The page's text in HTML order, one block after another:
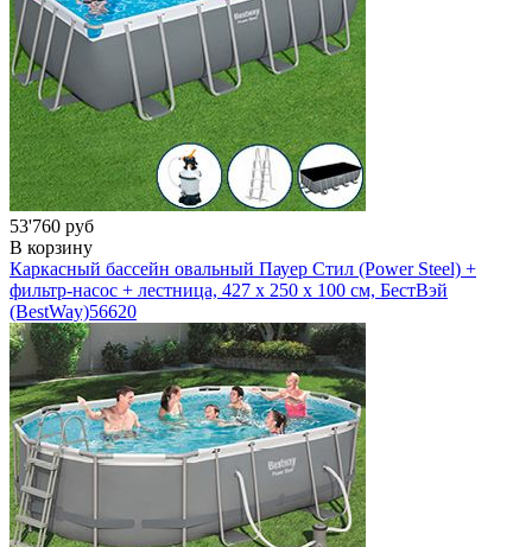
53'760 руб
В корзину
Каркасный бассейн овальный Пауер Стил (Power Steel) +
фильтр-насос + лестница, 427 х 250 х 100 см, БестВэй
(BestWay)56620